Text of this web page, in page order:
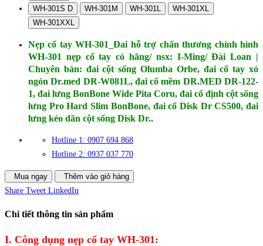
WH-301S D
WH-301M WH-301L
WH-301XL
WH-301XXL
Nẹp cổ tay WH-301_Đai hỗ trợ chấn thương chỉnh hình
WH-301 nẹp cổ tay có hãng/ nsx: I-Ming/ Đài Loan |
Chuyên bán: đai cột sống Olumba Orbe​​, đai cổ tay xỏ
ngón Dr.med DR-W081L, đai cố mềm DR.MED DR-122-
1, đai lưng BonBone Wide Pita Coru, đai cố định cột sống
lưng Pro Hard Slim BonBone, đai cổ Disk Dr CS500, đai
lưng kéo dãn cột sống Disk Dr..
Hotline 1: 0907 694 868
Hotline 2: 0937 037 770
Mua ngay
Thêm vào giỏ hàng
Share Tweet LinkedIn
Chi tiết thông tin sản phẩm
I. Công dụng nẹp cổ tay WH-301: